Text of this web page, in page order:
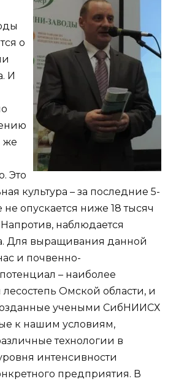
о
И
же
Это
культура – за последние 5-
не опускается ниже 18 тысяч
наблюдается
Для выращивания данной
и почвенно-
– наиболее
Омской области, и
учеными СибНИИСХ
к нашим условиям,
технологии в
интенсивности
предприятия. В